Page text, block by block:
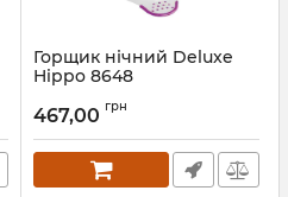
Горщик нічний Deluxe
Hippo 8648
467,00 грн